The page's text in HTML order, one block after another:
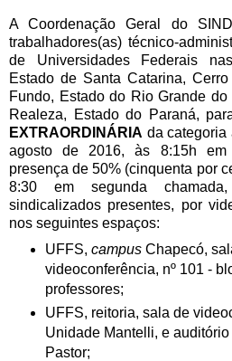
A Coordenação Geral do
trabalhadores(as) técnico-
de Universidades Federais
Estado de Santa Catarina,
Fundo, Estado do Rio Grande
Realeza, Estado do Paraná,
EXTRAORDINÁRIA da categoria
agosto de 2016, às 8:15h em
presença de 50% (cinquenta por
8:30 em segunda
sindicalizados presentes, por
nos seguintes espaços:
UFFS, campusChapecó,
videoconferência, nº 101 -
professores;
UFFS, reitoria, sala de
Unidade Mantelli, e
Pastor;